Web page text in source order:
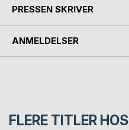
PRESSEN SKRIVER
ANMELDELSER
FLERE TITLER HOS